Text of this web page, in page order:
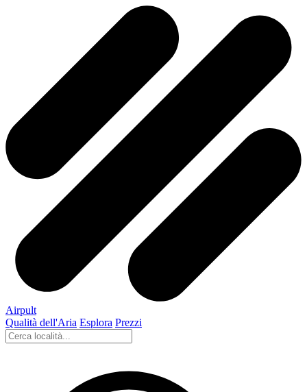
Airpult
Qualità dell'Aria Esplora Prezzi